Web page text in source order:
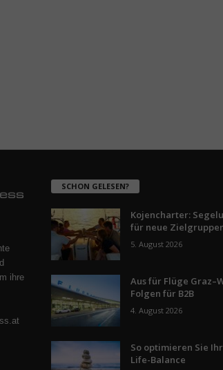
ihre
SCHON GELESEN?
Kojencharter:
für neue
5. August 2026
Aus für Flüge
Folgen für B2B
4. August 2026
So optimieren Sie
Life-Balance